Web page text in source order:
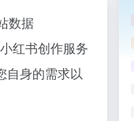
数据
红书创作服务
自身的需求以